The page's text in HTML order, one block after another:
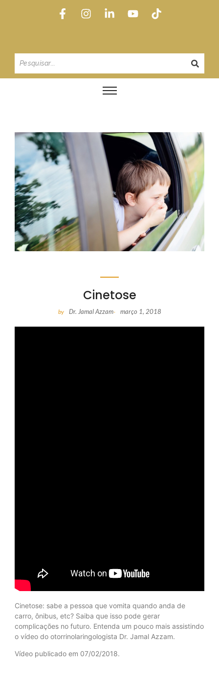
Cinetose
by Dr. Jamal Azzam- março 1, 2018
Cinetose: sabe a pessoa que vomita quando anda de
carro, ônibus, etc? Saiba que isso pode gerar
complicações no futuro. Entenda um pouco mais assistindo
o vídeo do otorrinolaringologista Dr. Jamal Azzam.
Vídeo publicado em 07/02/2018.